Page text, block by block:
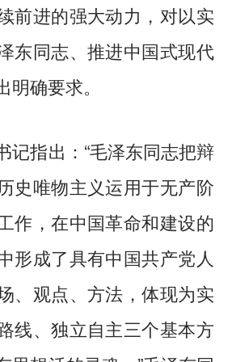
前进的强大动力，对以实
东同志、推进中国式现代
确要求。
指出：“毛泽东同志把辩
史唯物主义运用于无产阶
作，在中国革命和建设的
形成了具有中国共产党人
、观点、方法，体现为实
线、独立自主三个基本方